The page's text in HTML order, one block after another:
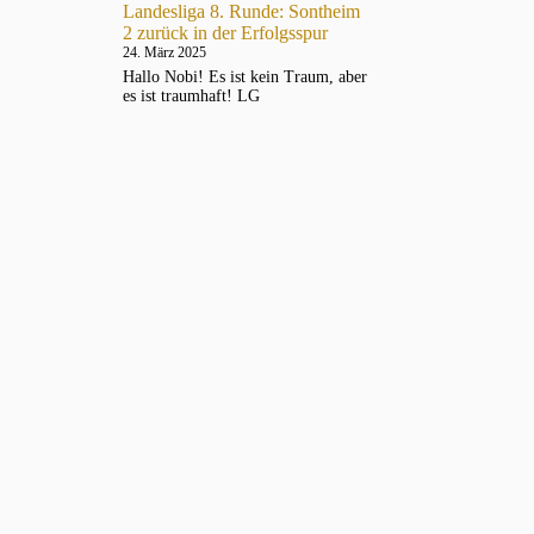
Landesliga 8. Runde: Sontheim
2 zurück in der Erfolgsspur
24. März 2025
Hallo Nobi! Es ist kein Traum, aber
es ist traumhaft! LG